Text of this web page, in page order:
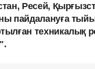
Ресей,
пайдалануға
техникалық
".